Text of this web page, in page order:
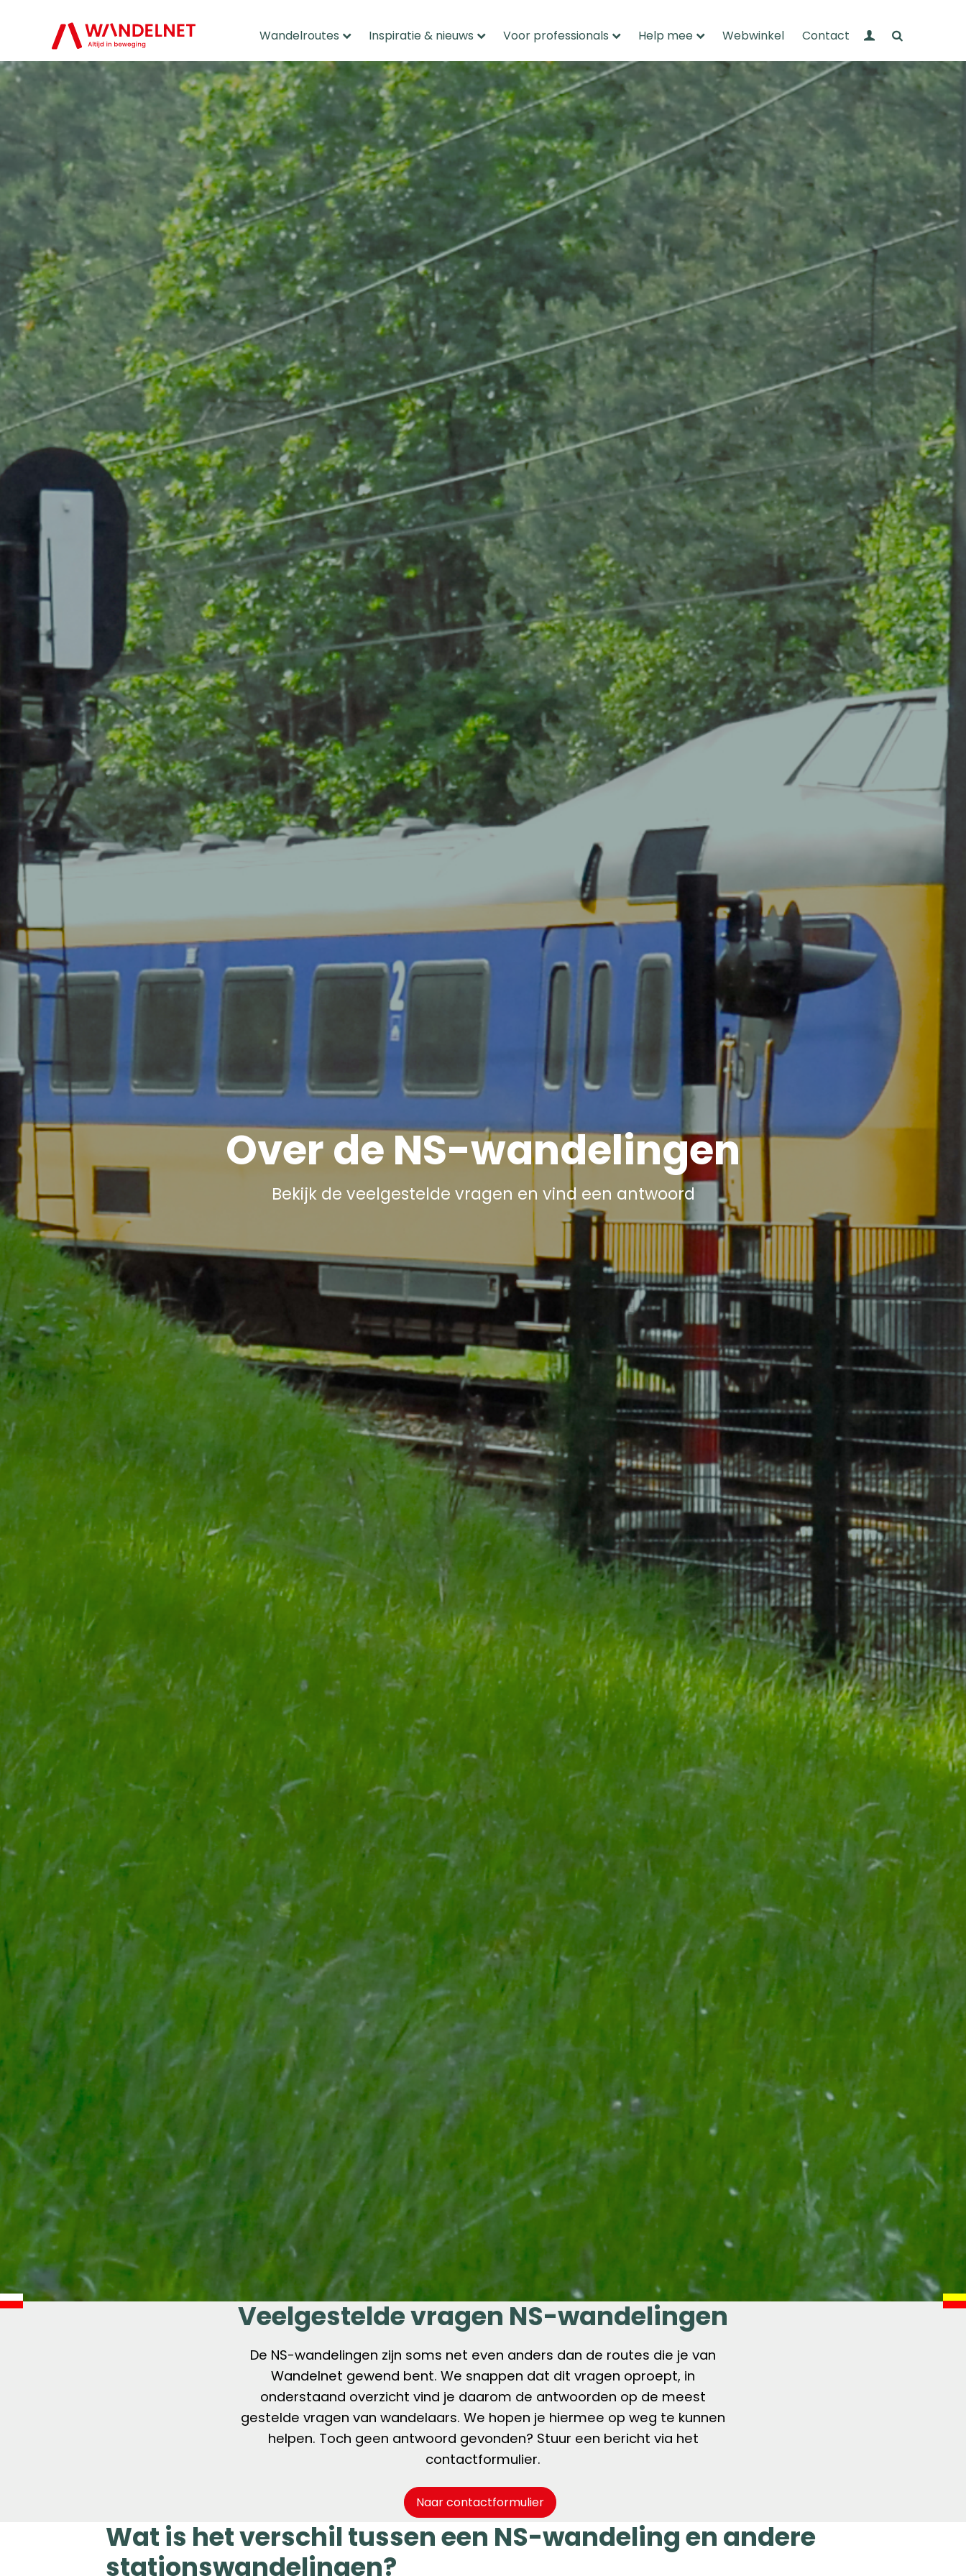
Wandelroutes Inspiratie & nieuws Voor professionals Help mee Webwinkel Contact Mijn Wandelnet
Over de NS-wandelingen
Bekijk de veelgestelde vragen en vind een antwoord
Veelgestelde vragen NS-wandelingen
De NS-wandelingen zijn soms net even anders dan de routes die je van
Wandelnet gewend bent. We snappen dat dit vragen oproept, in
onderstaand overzicht vind je daarom de antwoorden op de meest
gestelde vragen van wandelaars. We hopen je hiermee op weg te kunnen
helpen. Toch geen antwoord gevonden? Stuur een bericht via het
contactformulier.
Naar contactformulier
Wat is het verschil tussen een NS-wandeling en andere
stationswandelingen?